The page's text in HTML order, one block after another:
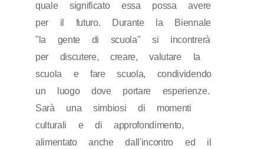
quale significato essa possa avere
per il futuro. Durante la Biennale
"la gente di scuola" si incontrerà
per discutere, creare, valutare la
scuola e fare scuola, condividendo
un luogo dove portare esperienze.
Sarà una simbiosi di momenti
culturali e di approfondimento,
alimentato anche dall'incontro ed il